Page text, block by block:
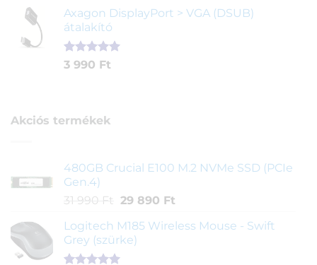
ből,
értékelés
alapján
was:
290 Ft.
is:
Axagon DisplayPort > VGA (DSUB)
átalakító
Értékelés
1
3 990 Ft
Akciós termékek
480GB Crucial E100 M.2 NVMe SSD (PCIe
Gen.4)
31 990 Ft
Original
was:
31
990 Ft.
29 890 FtCurrent
is:
Logitech M185 Wireless Mouse - Swift
Grey (szürke)